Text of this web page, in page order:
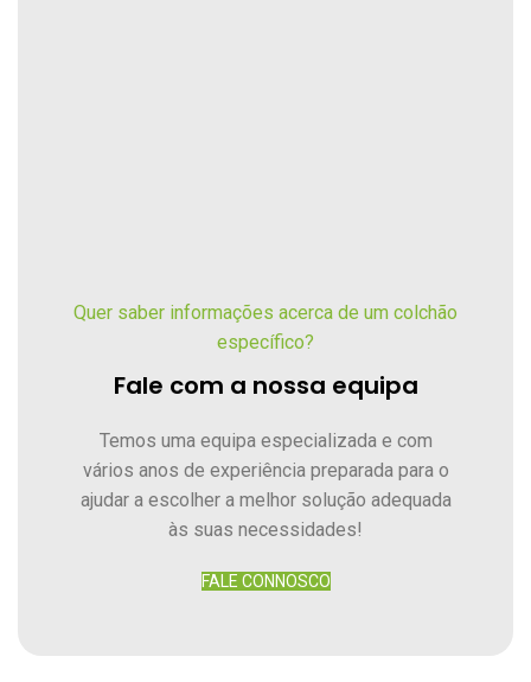
Quer saber informações acerca de um colchão
específico?
Fale com a nossa equipa
Temos uma equipa especializada e com
vários anos de experiência preparada para o
ajudar a escolher a melhor solução adequada
às suas necessidades!
FALE CONNOSCO